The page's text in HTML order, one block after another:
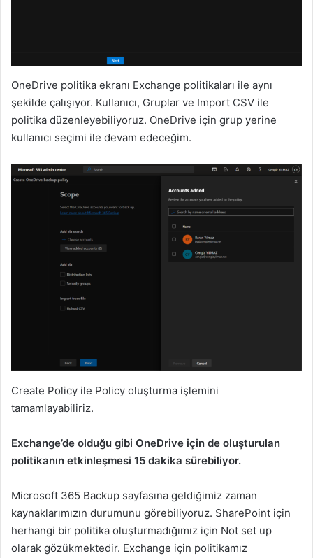
OneDrive politika ekranı Exchange politikaları ile aynı
şekilde çalışıyor. Kullanıcı, Gruplar ve Import CSV ile
politika düzenleyebiliyoruz. OneDrive için grup yerine
kullanıcı seçimi ile devam edeceğim.
Create Policy ile Policy oluşturma işlemini
tamamlayabiliriz.
Exchange’de olduğu gibi OneDrive için de oluşturulan
politikanın etkinleşmesi 15 dakika sürebiliyor.
Microsoft 365 Backup sayfasına geldiğimiz zaman
kaynaklarımızın durumunu görebiliyoruz. SharePoint için
herhangi bir politika oluşturmadığımız için Not set up
olarak gözükmektedir. Exchange için politikamız